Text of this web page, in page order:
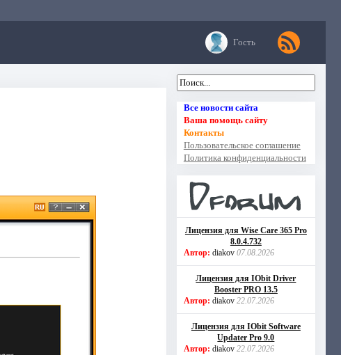
Гость
Все новости сайта
Ваша помощь сайту
Контакты
Пользовательское соглашение
Политика конфиденциальности
Лицензия для Wise Care 365 Pro
8.0.4.732
Автор: diakov 07.08.2026
Лицензия для IObit Driver
Booster PRO 13.5
Автор: diakov 22.07.2026
Лицензия для IObit Software
Updater Pro 9.0
Автор: diakov 22.07.2026